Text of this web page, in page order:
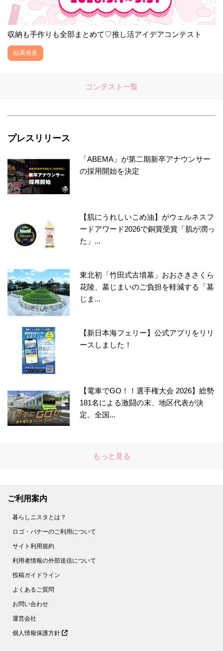
収納も手作りも全部まとめて♡推し活アイデアコンテスト
結果発表
コンテスト一覧
プレスリリース
「ABEMA」が第二期新卒アナウンサー
の採用開始を決定
【肌にうれしいこめ油】がウェルネスフ
ードアワード2026で銅賞受賞「肌が潤っ
た」...
東北初「竹田式古墳墓」おおさきさくら
花陵、墓じまいのご負担を軽減する「墓
じま...
【新日本海フェリー】公式アプリをリリ
ースしました！
【電車でGO！！選手権大会 2026】総勢
181名による激闘の末、地区代表が決
定。全国...
もっと見る
ご利用案内
暮らしニスタとは？
ロゴ・バナーのご利用について
サイト利用規約
利用者情報の外部送信について
投稿ガイドライン
よくあるご質問
お問い合わせ
運営会社
個人情報保護方針